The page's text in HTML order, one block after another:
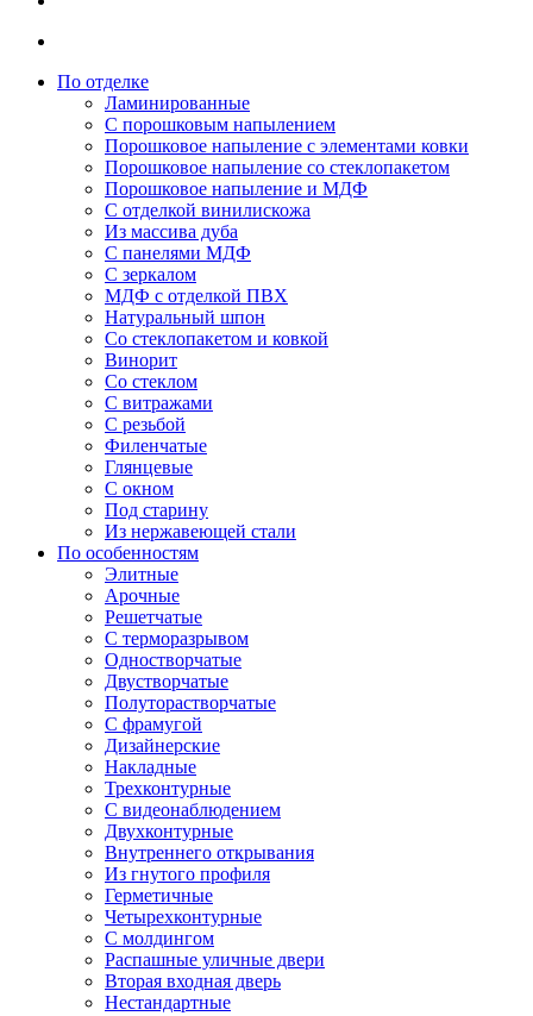
По отделке
Ламинированные
С порошковым напылением
Порошковое напыление с элементами ковки
Порошковое напыление со стеклопакетом
Порошковое напыление и МДФ
С отделкой винилискожа
Из массива дуба
С панелями МДФ
С зеркалом
МДФ с отделкой ПВХ
Натуральный шпон
Со стеклопакетом и ковкой
Винорит
Со стеклом
С витражами
С резьбой
Филенчатые
Глянцевые
С окном
Под старину
Из нержавеющей стали
По особенностям
Элитные
Арочные
Решетчатые
С терморазрывом
Одностворчатые
Двустворчатые
Полуторастворчатые
С фрамугой
Дизайнерские
Накладные
Трехконтурные
С видеонаблюдением
Двухконтурные
Внутреннего открывания
Из гнутого профиля
Герметичные
Четырехконтурные
С молдингом
Распашные уличные двери
Вторая входная дверь
Нестандартные